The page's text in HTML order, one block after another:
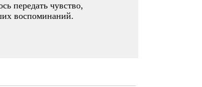
передать чувство,
воспоминаний.